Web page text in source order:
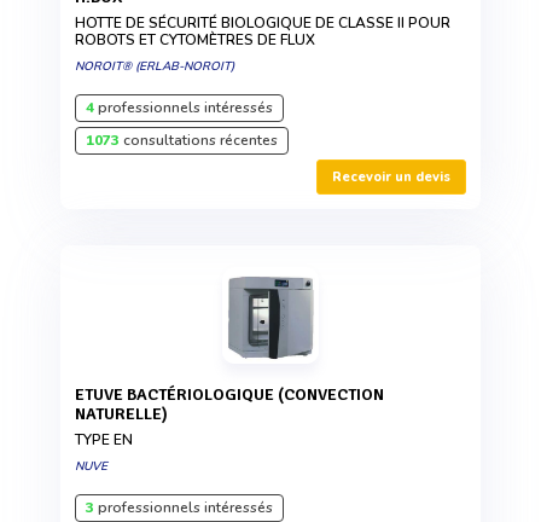
HOTTE DE SÉCURITÉ BIOLOGIQUE DE CLASSE II POUR
ROBOTS ET CYTOMÈTRES DE FLUX
NOROIT® (ERLAB-NOROIT)
4professionnels intéressés
1073 consultations récentes
Recevoir un devis
ETUVE BACTÉRIOLOGIQUE (CONVECTION
NATURELLE)
TYPE EN
NUVE
3 professionnels intéressés